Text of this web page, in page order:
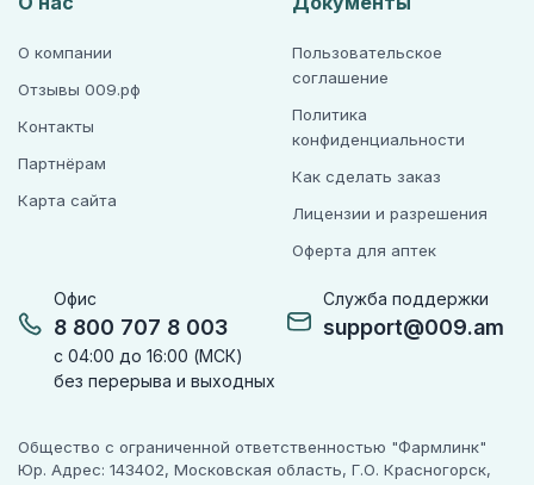
Офис
8 800 707 8 003
с 04:00 до 16:00 (МСК)
без перерыва и выходных
Служба поддержки
support@009.am
О компании
Отзывы 009.рф
Контакты
Партнёрам
Карта сайта
Пользовательское
соглашение
Политика
конфиденциальности
Как сделать заказ
Лицензии и разрешения
Оферта для аптек
Общество с ограниченной ответственностью "Фармлинк"
Юр. Адрес: 143402, Московская область, Г.О. Красногорск,